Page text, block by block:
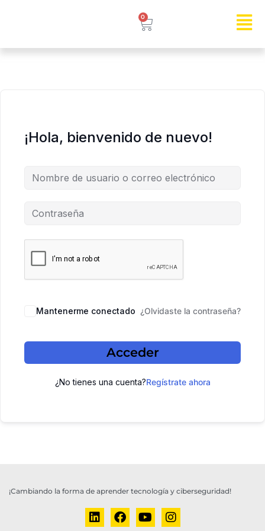
0
¡Hola, bienvenido de nuevo!
Mantenerme conectado ¿Olvidaste la contraseña?
Acceder
¿No tienes una cuenta?Regístrate ahora
¡Cambiando la forma de aprender tecnología y ciberseguridad!